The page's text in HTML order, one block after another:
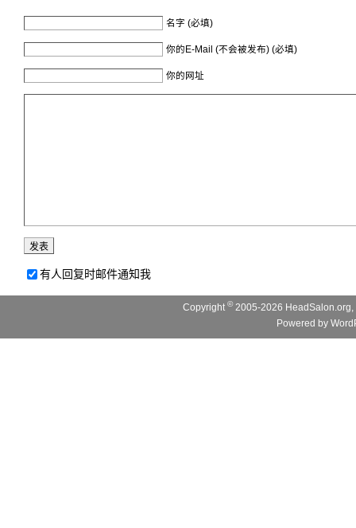
名字 (必填)
你的E-Mail (不会被发布) (必填)
你的网址
有人回复时邮件通知我
Copyright© 2005-2026
Powered by